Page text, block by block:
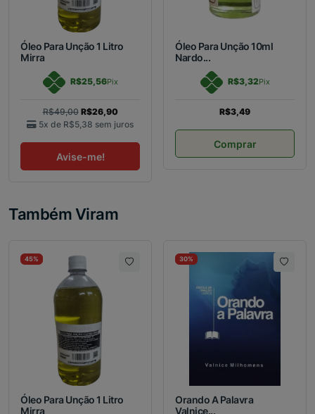
Óleo Para Unção 1 Litro
Mirra
R$25,56Pix
R$49,00 R$26,90
5x de R$5,38 sem juros
Avise-me!
Óleo Para Unção 10ml
Nardo...
R$3,32Pix
R$3,49
Comprar
Também Viram
45%
Óleo Para Unção 1 Litro
Mirra
30%
Orando A Palavra
Valnice...